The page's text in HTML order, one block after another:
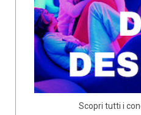
Scopri tutti i